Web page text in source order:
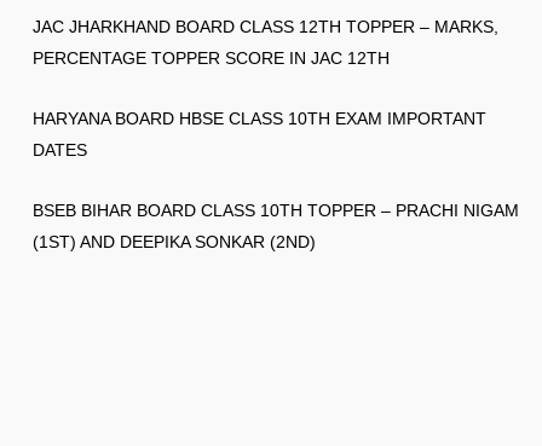
JAC JHARKHAND BOARD CLASS 12TH TOPPER – MARKS,
PERCENTAGE TOPPER SCORE IN JAC 12TH
HARYANA BOARD HBSE CLASS 10TH EXAM IMPORTANT
DATES
BSEB BIHAR BOARD CLASS 10TH TOPPER – PRACHI NIGAM
(1ST) AND DEEPIKA SONKAR (2ND)